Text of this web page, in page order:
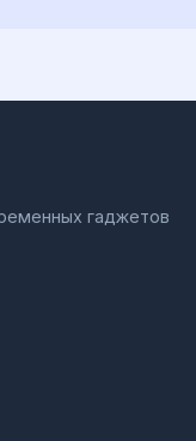
гаджетов